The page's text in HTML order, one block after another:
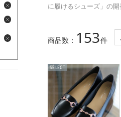
に履けるシューズ」の
商品数： 153件
SELECT